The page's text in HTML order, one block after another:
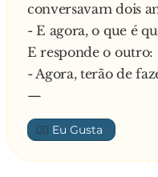
conversavam dois
- E agora, o que é
E responde o outro:
- Agora, terão de
—
👍🏼